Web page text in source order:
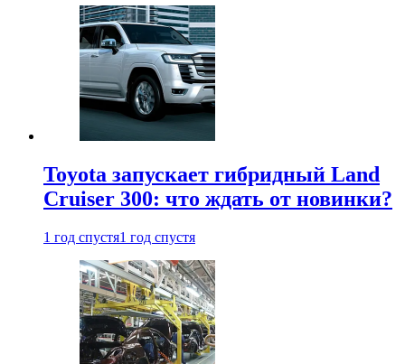
Toyota запускает гибридный Land
Cruiser 300: что ждать от новинки?
1 год спустя1 год спустя